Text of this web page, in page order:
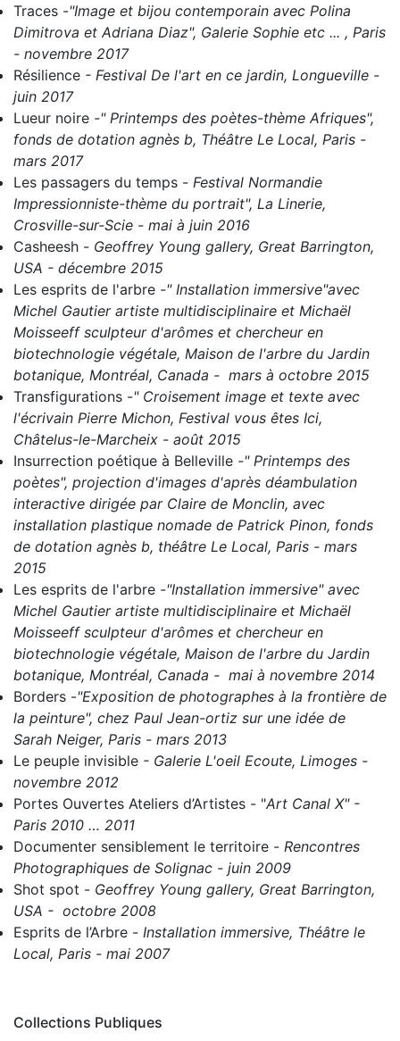
Traces -"Image et bijou contemporain avec Polina
Dimitrova et Adriana Diaz", Galerie Sophie etc ... , Paris
- novembre 2017
Résilience - Festival De l'art en ce jardin, Longueville -
juin 2017
Lueur noire -" Printemps des poètes-thème Afriques",
fonds de dotation agnès b, Théâtre Le Local, Paris -
mars 2017
Les passagers du temps - Festival Normandie
Impressionniste-thème du portrait", La Linerie,
Crosville-sur-Scie - mai à juin 2016
Casheesh - Geoffrey Young gallery, Great Barrington,
USA - décembre 2015
Les esprits de l'arbre -" Installation immersive"avec
Michel Gautier artiste multidisciplinaire et Michaël
Moisseeff sculpteur d'arômes et chercheur en
biotechnologie végétale, Maison de l'arbre du Jardin
botanique, Montréal, Canada - mars à octobre 2015
Transfigurations -" Croisement image et texte avec
l'écrivain Pierre Michon, Festival vous êtes Ici,
Châtelus-le-Marcheix - août 2015
Insurrection poétique à Belleville -" Printemps des
poètes", projection d'images d'après déambulation
interactive dirigée par Claire de Monclin, avec
installation plastique nomade de Patrick Pinon, fonds
de dotation agnès b, théâtre Le Local, Paris - mars
2015
Les esprits de l'arbre -"Installation immersive" avec
Michel Gautier artiste multidisciplinaire et Michaël
Moisseeff sculpteur d'arômes et chercheur en
biotechnologie végétale, Maison de l'arbre du Jardin
botanique, Montréal, Canada - mai à novembre 2014
Borders -"Exposition de photographes à la frontière de
la peinture", chez Paul Jean-ortiz sur une idée de
Sarah Neiger, Paris - mars 2013
Le peuple invisible - Galerie L'oeil Ecoute, Limoges -
novembre 2012
Portes Ouvertes Ateliers d’Artistes - "Art Canal X" -
Paris 2010 … 2011
Documenter sensiblement le territoire - Rencontres
Photographiques de Solignac - juin 2009
Shot spot - Geoffrey Young gallery, Great Barrington,
USA - octobre 2008
Esprits de l’Arbre - Installation immersive, Théâtre le
Local, Paris - mai 2007
Collections Publiques